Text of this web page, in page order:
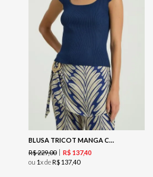
BLUSA TRICOT MANGA CURTA - INDIGO
R$229,00 R$ 137,40
ou 1x deR$ 13740